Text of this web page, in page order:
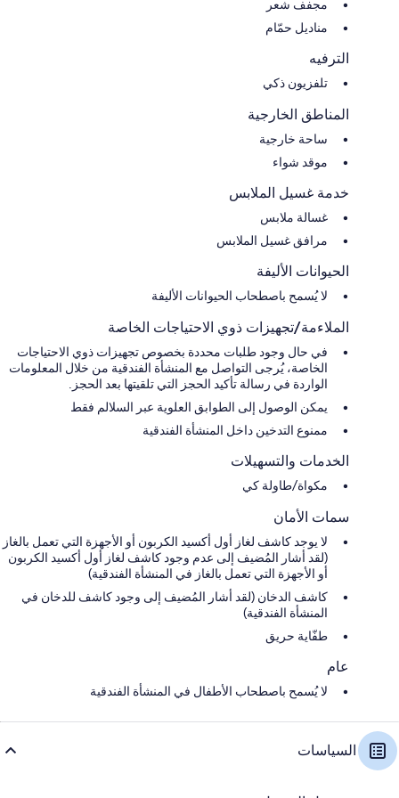
مجفف شعر
مناديل حمّام
الترفيه
تلفزيون ذكي
المناطق الخارجية
ساحة خارجية
موقد شواء
خدمة غسيل الملابس
غسالة ملابس
مرافق غسيل الملابس
الحيوانات الأليفة
لا يُسمح باصطحاب الحيوانات الأليفة
الملاءمة/تجهيزات ذوي الاحتياجات الخاصة
في حال وجود طلبات محددة بخصوص تجهيزات ذوي الاحتياجات
الخاصة، يُرجى التواصل مع المنشأة الفندقية من خلال المعلومات
الواردة في رسالة تأكيد الحجز التي تلقيتها بعد الحجز.
يمكن الوصول إلى الطوابق العلوية عبر السلالم فقط
ممنوع التدخين داخل المنشأة الفندقية
الخدمات والتسهيلات
مكواة/طاولة كي
سمات الأمان
لا يوجد كاشف لغاز أول أكسيد الكربون أو الأجهزة التي تعمل بالغاز
(لقد أشار المُضيف إلى عدم وجود كاشف لغاز أول أكسيد الكربون
أو الأجهزة التي تعمل بالغاز في المنشأة الفندقية)
كاشف الدخان (لقد أشار المُضيف إلى وجود كاشف للدخان في
المنشأة الفندقية)
طفّاية حريق
عام
لا يُسمح باصطحاب الأطفال في المنشأة الفندقية
السياسات